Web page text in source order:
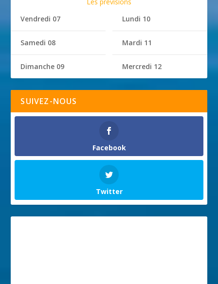
Vendredi 07
Samedi 08
Dimanche 09
Lundi 10
Mardi 11
Mercredi 12
SUIVEZ-NOUS
Facebook
Twitter